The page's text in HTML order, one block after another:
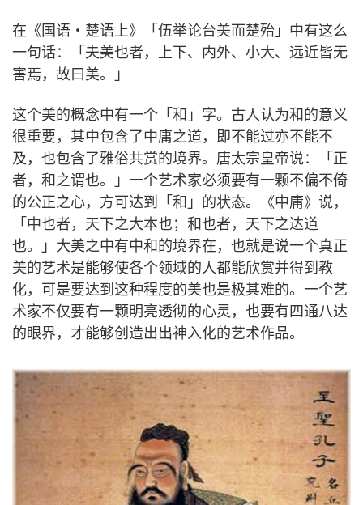
在《国语·楚语上》「伍举论台美而楚殆」中有这么
一句话：「夫美也者，上下、内外、小大、远近皆无
害焉，故曰美。」
这个美的概念中有一个「和」字。古人认为和的意义
很重要，其中包含了中庸之道，即不能过亦不能不
及，也包含了雅俗共赏的境界。唐太宗皇帝说：「正
者，和之谓也。」一个艺术家必须要有一颗不偏不倚
的公正之心，方可达到「和」的状态。《中庸》说，
「中也者，天下之大本也；和也者，天下之达道
也。」大美之中有中和的境界在，也就是说一个真正
美的艺术是能够使各个领域的人都能欣赏并得到教
化，可是要达到这种程度的美也是极其难的。一个艺
术家不仅要有一颗明亮透彻的心灵，也要有四通八达
的眼界，才能够创造出出神入化的艺术作品。